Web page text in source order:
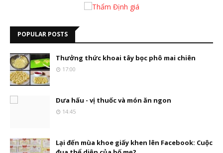
POPULAR POSTS
Thưởng thức khoai tây bọc phô mai chiên
17:00
Dưa hấu - vị thuốc và món ăn ngon
14:45
Lại đến mùa khoe giấy khen lên Facebook: Cuộc